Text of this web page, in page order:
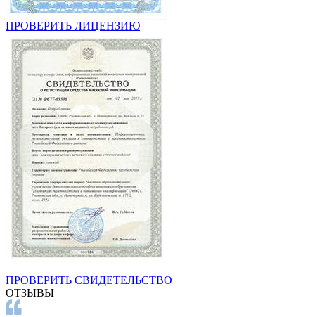
ПРОВЕРИТЬ ЛИЦЕНЗИЮ
ПРОВЕРИТЬ СВИДЕТЕЛЬСТВО
ОТЗЫВЫ